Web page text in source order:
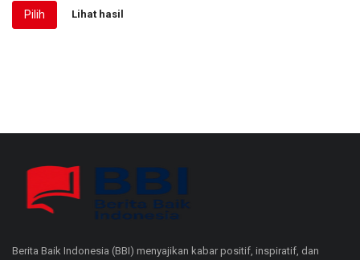
Pilih Lihat hasil
Berita Baik Indonesia (BBI) menyajikan kabar positif, inspiratif, dan